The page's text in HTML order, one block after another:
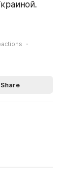
Share